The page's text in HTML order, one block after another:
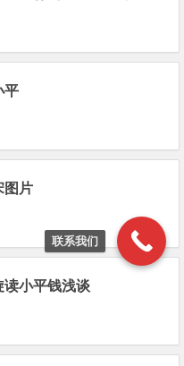
平
图片
读小平钱浅谈
联系我们